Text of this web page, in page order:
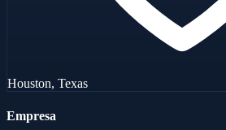
Houston, Texas
Empresa